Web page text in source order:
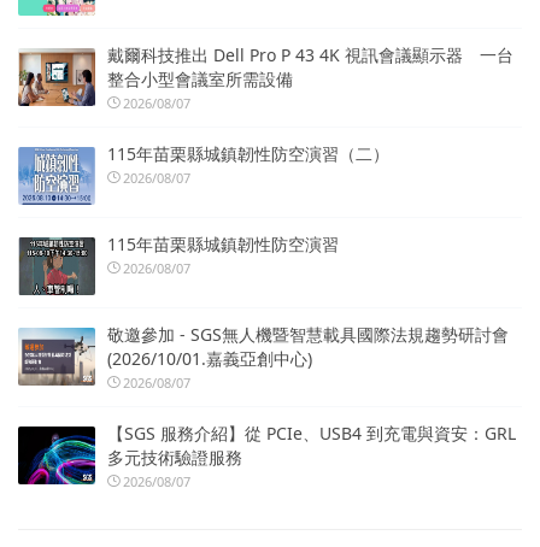
戴爾科技推出 Dell Pro P 43 4K 視訊會議顯示器 一台
整合小型會議室所需設備
2026/08/07
115年苗栗縣城鎮韌性防空演習（二）
2026/08/07
115年苗栗縣城鎮韌性防空演習
2026/08/07
敬邀參加 - SGS無人機暨智慧載具國際法規趨勢研討會
(2026/10/01.嘉義亞創中心)
2026/08/07
【SGS 服務介紹】從 PCIe、USB4 到充電與資安：GRL
多元技術驗證服務
2026/08/07